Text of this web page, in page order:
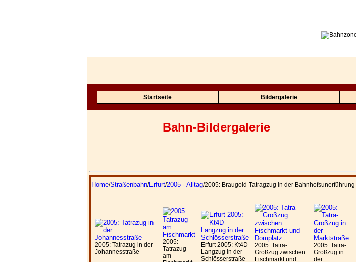
Startseite Bildergalerie
Bahn-Bildergalerie
Home/Straßenbahn/Erfurt/2005 - Alltag/2005: Braugold-Tatragzug in der Bahnhofsunerführung
2005: Tatrazug in der
Johannesstraße
2005:
Tatrazug
am
Erfurt 2005: Kt4D
Langzug in der
Schlösserstraße
2005: Tatra-
Großzug zwischen
Fischmarkt und
2005: Tatra-
Großzug in
der